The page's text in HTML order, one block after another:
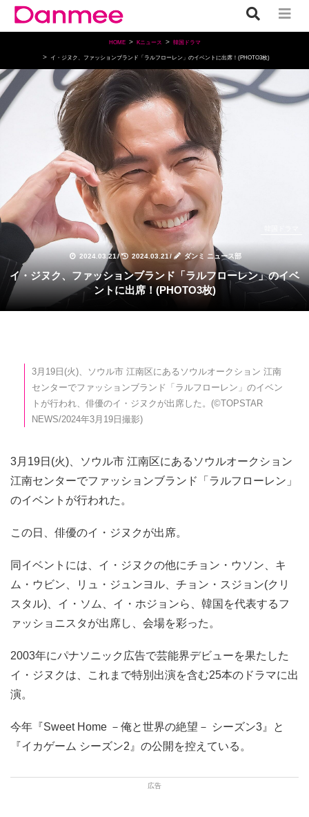
HOME Kニュース 韓国ドラマ
イ・ジヌク、ファッションブランド「ラルフローレン」のイベントに出席！(PHOTO3枚)
2024.03.21 / 2024.03.21/ ダンミ ニュース部
イ・ジヌク、ファッションブランド「ラルフローレン」のイベ
ントに出席！(PHOTO3枚)
3月19日(火)、ソウル市 江南区にあるソウルオークション 江南
センターでファッションブランド「ラルフローレン」のイベン
トが行われ、俳優のイ・ジヌクが出席した。(©TOPSTAR
NEWS/2024年3月19日撮影)
3月19日(火)、ソウル市 江南区にあるソウルオークション
江南センターでファッションブランド「ラルフローレン」
のイベントが行われた。
この日、俳優のイ・ジヌクが出席。
同イベントには、イ・ジヌクの他にチョン・ウソン、キ
ム・ウビン、リュ・ジュンヨル、チョン・スジョン(クリ
スタル)、イ・ソム、イ・ホジョンら、韓国を代表するフ
ァッショニスタが出席し、会場を彩った。
2003年にパナソニック広告で芸能界デビューを果たした
イ・ジヌクは、これまで特別出演を含む25本のドラマに出
演。
今年『Sweet Home －俺と世界の絶望－ シーズン3』と
『イカゲーム シーズン2』の公開を控えている。